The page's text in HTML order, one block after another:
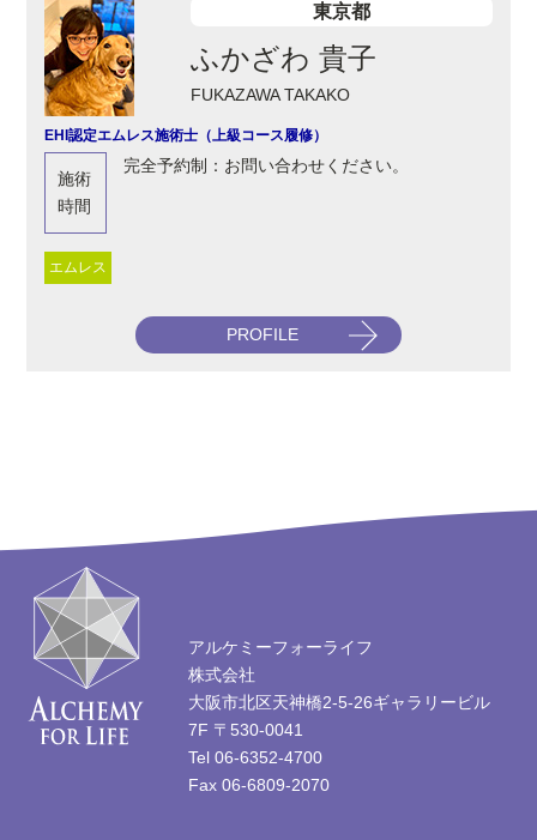
東京都
ふかざわ 貴子
FUKAZAWA TAKAKO
EHI認定エムレス施術士（上級コース履修）
施術
時間
完全予約制：お問い合わせください。
エムレス
PROFILE
アルケミーフォーライフ
株式会社
大阪市北区天神橋2-5-26ギャラリービル
7F 〒530-0041
Tel 06-6352-4700
Fax 06-6809-2070